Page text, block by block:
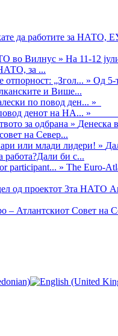
да работите за НАТО,
во Вилнус » На 11-12
за ...
отпорност: „Згол... » Од 5-
и Више...
по повод ден... »
денот на НА... »
за одбрана » Денеска
на Север...
или млади лидери! »
работа?Дали би с...
participant... » The Euro-
од проектот 3та НАТО
– Атлантскиот Совет на